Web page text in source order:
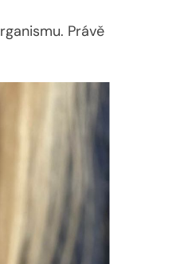
Právě